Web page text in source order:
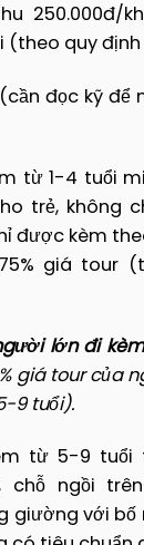
250.000đ/
(theo quy
(cần đọc kỹ để
từ 1-4 tuổi
trẻ, không
được kèm
giá tour
lớn đi
giá tour của
9 tuổi).
từ 5-9 tuổi
chỗ ngồi
giường với